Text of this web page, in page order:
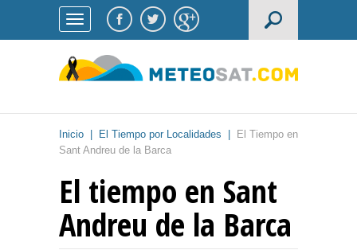
Inicio El Tiempo por Localidades
El Tiempo en
Sant Andreu de la Barca
El tiempo en Sant
Andreu de la Barca